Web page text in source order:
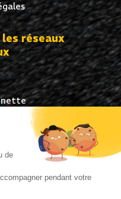
de
pendant votre
réseaux